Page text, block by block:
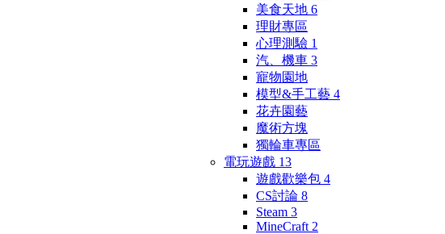
美食天地 6
理財專區
心理測驗 1
汽、機車 3
寵物園地
模型&手工藝 4
花卉園藝
魔術方塊
獨輪車專區
電玩遊戲 13
遊戲歡樂包 4
CS討論 8
Steam 3
MineCraft 2